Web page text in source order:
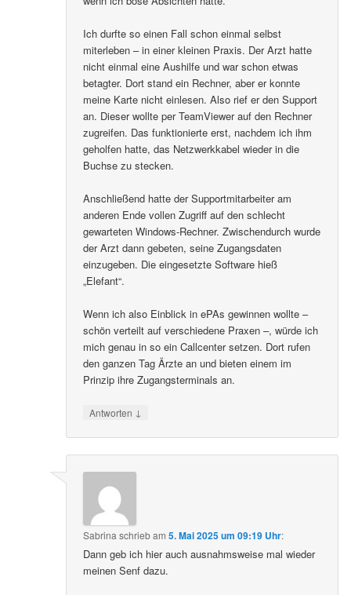
Ich durfte so einen Fall schon einmal selbst
miterleben – in einer kleinen Praxis. Der Arzt hatte
nicht einmal eine Aushilfe und war schon etwas
betagter. Dort stand ein Rechner, aber er konnte
meine Karte nicht einlesen. Also rief er den Support
an. Dieser wollte per TeamViewer auf den Rechner
zugreifen. Das funktionierte erst, nachdem ich ihm
geholfen hatte, das Netzwerkkabel wieder in die
Buchse zu stecken.
Anschließend hatte der Supportmitarbeiter am
anderen Ende vollen Zugriff auf den schlecht
gewarteten Windows-Rechner. Zwischendurch wurde
der Arzt dann gebeten, seine Zugangsdaten
einzugeben. Die eingesetzte Software hieß
„Elefant“.
Wenn ich also Einblick in ePAs gewinnen wollte –
schön verteilt auf verschiedene Praxen –, würde ich
mich genau in so ein Callcenter setzen. Dort rufen
den ganzen Tag Ärzte an und bieten einem im
Prinzip ihre Zugangsterminals an.
Antworten ↓
Sabrinaschriebam5. Mai 2025 um 09:19 Uhr:
Dann geb ich hier auch ausnahmsweise mal wieder
meinen Senf dazu.